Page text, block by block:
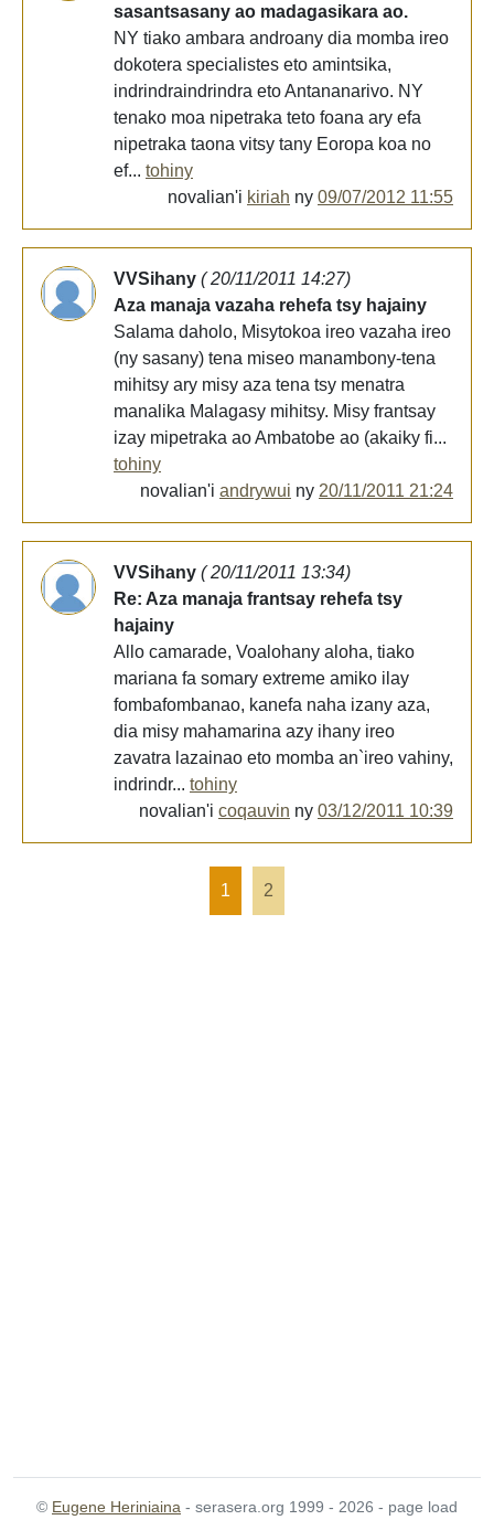
sasantsasany ao madagasikara ao.
NY tiako ambara androany dia momba ireo
dokotera specialistes eto amintsika,
indrindraindrindra eto Antananarivo. NY
tenako moa nipetraka teto foana ary efa
nipetraka taona vitsy tany Eoropa koa no
ef... tohiny
novalian'i kiriah ny 09/07/2012 11:55
VVSihany ( 20/11/2011 14:27)
Aza manaja vazaha rehefa tsy hajainy
Salama daholo, Misytokoa ireo vazaha ireo
(ny sasany) tena miseo manambony-tena
mihitsy ary misy aza tena tsy menatra
manalika Malagasy mihitsy. Misy frantsay
izay mipetraka ao Ambatobe ao (akaiky fi...
tohiny
novalian'i andrywui ny 20/11/2011 21:24
VVSihany ( 20/11/2011 13:34)
Re: Aza manaja frantsay rehefa tsy
hajainy
Allo camarade, Voalohany aloha, tiako
mariana fa somary extreme amiko ilay
fombafombanao, kanefa naha izany aza,
dia misy mahamarina azy ihany ireo
zavatra lazainao eto momba an`ireo vahiny,
indrindr... tohiny
novalian'i coqauvin ny 03/12/2011 10:39
1 2
© Eugene Heriniaina - serasera.org 1999 - 2026 - page load